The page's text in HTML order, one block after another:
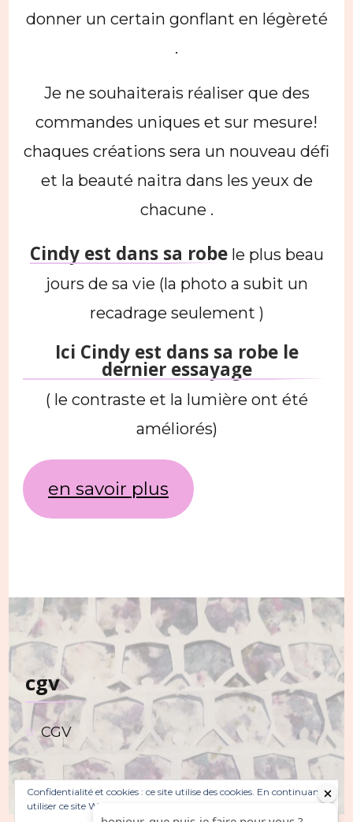
donner un certain gonflant en légèreté
.
Je ne souhaiterais réaliser que des
commandes uniques et sur mesure!
chaques créations sera un nouveau défi
et la beauté naitra dans les yeux de
chacune .
Cindy est dans sa robele plus beau
jours de sa vie (la photo a subit un
recadrage seulement )
Ici Cindy est dans sa robe le
dernier essayage
( le contraste et la lumière ont été
améliorés)
en savoir plus
cgv
CGV
Confidentialité et cookies : ce site utilise des cookies. En continuant à
utiliser ce site Web, vous acceptez leur utilisation.